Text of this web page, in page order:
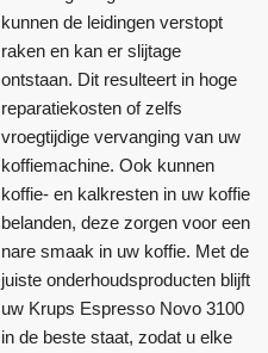
kunnen de leidingen verstopt
raken en kan er slijtage
ontstaan. Dit resulteert in hoge
reparatiekosten of zelfs
vroegtijdige vervanging van uw
koffiemachine. Ook kunnen
koffie- en kalkresten in uw koffie
belanden, deze zorgen voor een
nare smaak in uw koffie. Met de
juiste onderhoudsproducten blijft
uw Krups Espresso Novo 3100
in de beste staat, zodat u elke